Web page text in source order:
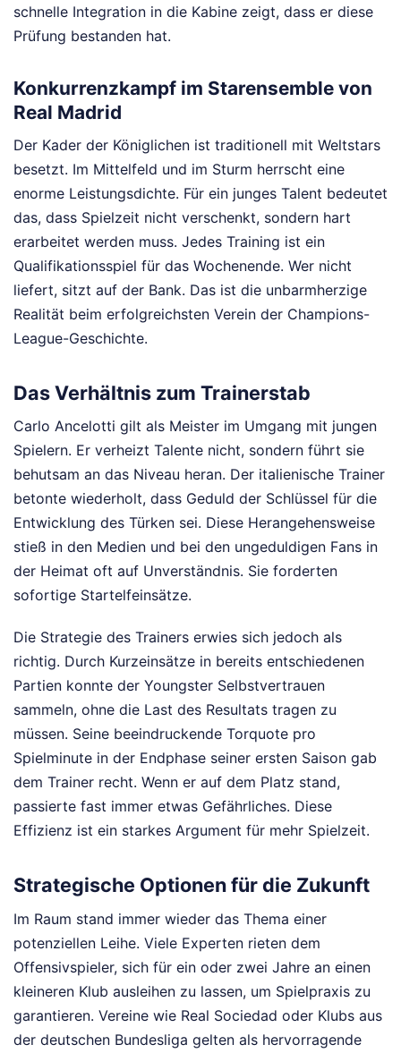
schnelle Integration in die Kabine zeigt, dass er diese
Prüfung bestanden hat.
Konkurrenzkampf im Starensemble von
Real Madrid
Der Kader der Königlichen ist traditionell mit Weltstars
besetzt. Im Mittelfeld und im Sturm herrscht eine
enorme Leistungsdichte. Für ein junges Talent bedeutet
das, dass Spielzeit nicht verschenkt, sondern hart
erarbeitet werden muss. Jedes Training ist ein
Qualifikationsspiel für das Wochenende. Wer nicht
liefert, sitzt auf der Bank. Das ist die unbarmherzige
Realität beim erfolgreichsten Verein der Champions-
League-Geschichte.
Das Verhältnis zum Trainerstab
Carlo Ancelotti gilt als Meister im Umgang mit jungen
Spielern. Er verheizt Talente nicht, sondern führt sie
behutsam an das Niveau heran. Der italienische Trainer
betonte wiederholt, dass Geduld der Schlüssel für die
Entwicklung des Türken sei. Diese Herangehensweise
stieß in den Medien und bei den ungeduldigen Fans in
der Heimat oft auf Unverständnis. Sie forderten
sofortige Startelfeinsätze.
Die Strategie des Trainers erwies sich jedoch als
richtig. Durch Kurzeinsätze in bereits entschiedenen
Partien konnte der Youngster Selbstvertrauen
sammeln, ohne die Last des Resultats tragen zu
müssen. Seine beeindruckende Torquote pro
Spielminute in der Endphase seiner ersten Saison gab
dem Trainer recht. Wenn er auf dem Platz stand,
passierte fast immer etwas Gefährliches. Diese
Effizienz ist ein starkes Argument für mehr Spielzeit.
Strategische Optionen für die Zukunft
Im Raum stand immer wieder das Thema einer
potenziellen Leihe. Viele Experten rieten dem
Offensivspieler, sich für ein oder zwei Jahre an einen
kleineren Klub ausleihen zu lassen, um Spielpraxis zu
garantieren. Vereine wie Real Sociedad oder Klubs aus
der deutschen Bundesliga gelten als hervorragende